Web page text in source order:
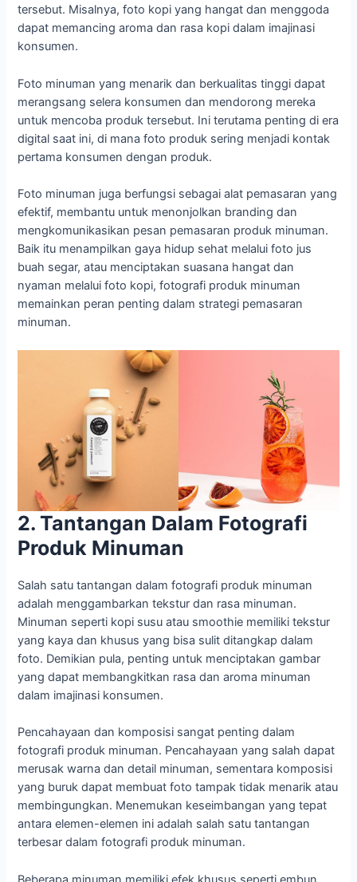
tersebut. Misalnya, foto kopi yang hangat dan menggoda
dapat memancing aroma dan rasa kopi dalam imajinasi
konsumen.
Foto minuman yang menarik dan berkualitas tinggi dapat
merangsang selera konsumen dan mendorong mereka
untuk mencoba produk tersebut. Ini terutama penting di era
digital saat ini, di mana foto produk sering menjadi kontak
pertama konsumen dengan produk.
Foto minuman juga berfungsi sebagai alat pemasaran yang
efektif, membantu untuk menonjolkan branding dan
mengkomunikasikan pesan pemasaran produk minuman.
Baik itu menampilkan gaya hidup sehat melalui foto jus
buah segar, atau menciptakan suasana hangat dan
nyaman melalui foto kopi, fotografi produk minuman
memainkan peran penting dalam strategi pemasaran
minuman.
2. Tantangan Dalam Fotografi
Produk Minuman
Salah satu tantangan dalam fotografi produk minuman
adalah menggambarkan tekstur dan rasa minuman.
Minuman seperti kopi susu atau smoothie memiliki tekstur
yang kaya dan khusus yang bisa sulit ditangkap dalam
foto. Demikian pula, penting untuk menciptakan gambar
yang dapat membangkitkan rasa dan aroma minuman
dalam imajinasi konsumen.
Pencahayaan dan komposisi sangat penting dalam
fotografi produk minuman. Pencahayaan yang salah dapat
merusak warna dan detail minuman, sementara komposisi
yang buruk dapat membuat foto tampak tidak menarik atau
membingungkan. Menemukan keseimbangan yang tepat
antara elemen-elemen ini adalah salah satu tantangan
terbesar dalam fotografi produk minuman.